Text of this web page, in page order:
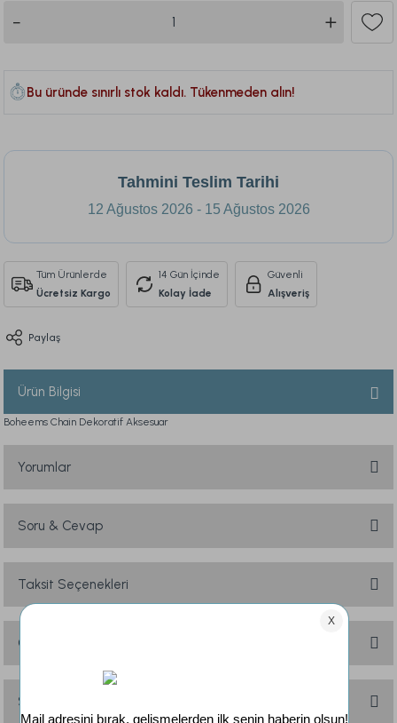
Bu üründe sınırlı stok kaldı. Tükenmeden alın!
Tahmini Teslim Tarihi
12 Ağustos 2026 - 15 Ağustos 2026
Tüm Ürünlerde
Ücretsiz Kargo
14 Gün İçinde
Kolay İade
Güvenli
Alışveriş
Paylaş
Ürün Bilgisi
Boheems Chain Dekoratif Aksesuar
Yorumlar
Soru & Cevap
Ürün hakkında henüz soru sorulmamış.
Taksit Seçenekleri
Önerileriniz
Bu ürünün fiyat bilgisi, resim, ürün açıklamalarında ve diğer konularda
iletebilirsiniz.
Sık Sorulan Sorular